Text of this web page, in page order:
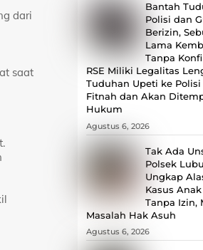
dari
saat
Bantah
Polisi dan
Berizin,
Lama
Tanpa
RSE Miliki Legalitas
Tuduhan Upeti ke
Fitnah dan Akan
Hukum
Agustus 6, 2026
Tak Ada
Polsek
Ungkap
Kasus
Tanpa Izin,
Masalah Hak Asuh
Agustus 6, 2026